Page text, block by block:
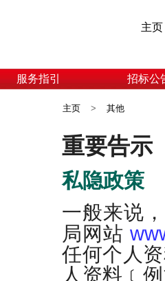
主页
服务指引 招标公
主页 > 其他